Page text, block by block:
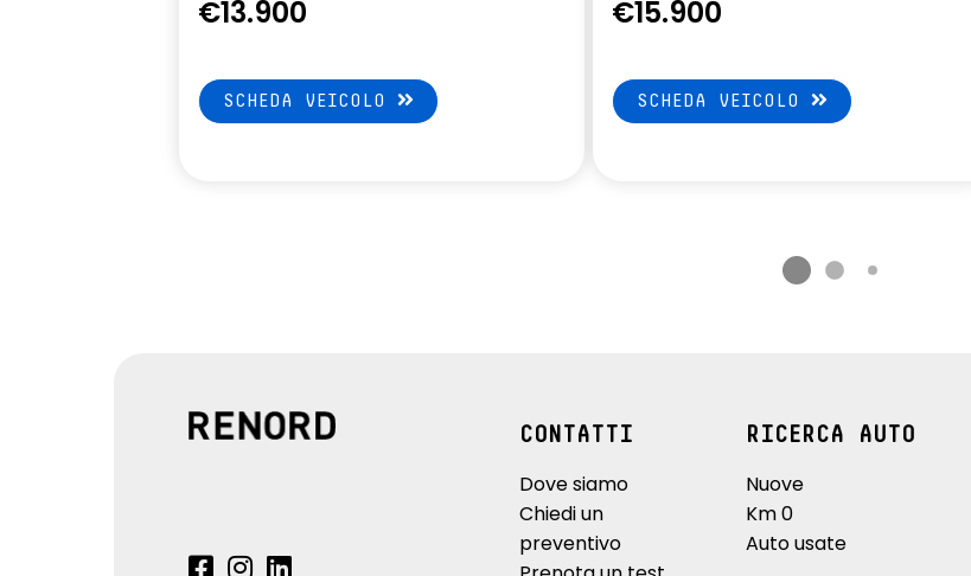
Volante regolabile in altezza e
€13.900
SCHEDA VEICOLO
€15.900
SCHEDA VEICOLO
CONTATTI
Dove siamo
Chiedi un
preventivo
RICERCA AUTO
Nuove
Km 0
Auto usate